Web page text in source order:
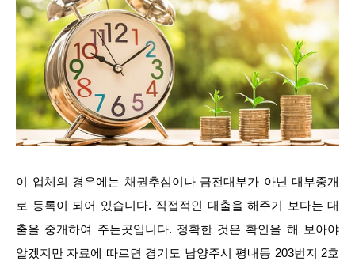
이 업체의 경우에는 채권추심이나 금전대부가 아닌 대부중개
로 등록이 되어 있습니다. 직접적인 대출을 해주기 보다는 대
출을 중개하여 주는곳입니다. 정확한 것은 확인을 해 보아야
알겠지만 자료에 따르면 경기도 남양주시 평내동 203번지 2호